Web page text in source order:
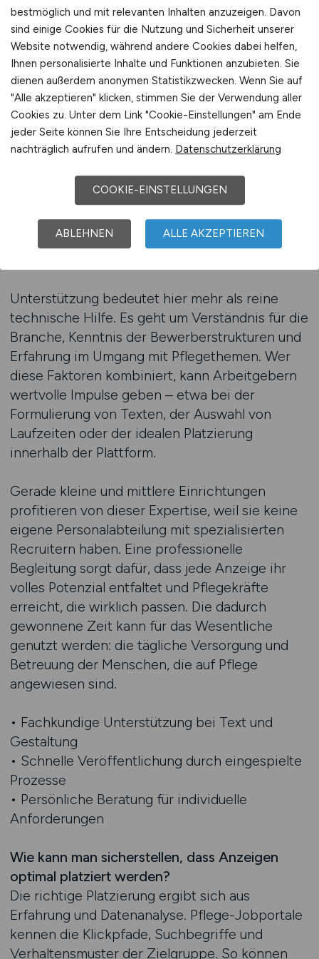
Abwicklung, strukturierte Veröffentlichung und
kompetente Beratung bei allen Fragen rund um
Ausschreibungen.
Viele Arbeitgeber in der Pflege schätzen es,
wenn sie nicht selbst komplexe
Anzeigensysteme bedienen müssen.
Stattdessen können sie ihre Anzeigen
formatiert, zielgerichtet platziert und zeitnah
veröffentlicht werden. Das spart nicht nur Zeit,
sondern sorgt auch für ein einheitliches,
professionelles Erscheinungsbild über alle
Unterstützung bedeutet hier mehr als reine
technische Hilfe. Es geht um Verständnis für die
Branche, Kenntnis der Bewerberstrukturen und
Erfahrung im Umgang mit Pflegethemen. Wer
diese Faktoren kombiniert, kann Arbeitgebern
wertvolle Impulse geben – etwa bei der
Formulierung von Texten, der Auswahl von
Laufzeiten oder der idealen Platzierung
innerhalb der Plattform.
Gerade kleine und mittlere Einrichtungen
profitieren von dieser Expertise, weil sie keine
eigene Personalabteilung mit spezialisierten
Recruitern haben. Eine professionelle
Begleitung sorgt dafür, dass jede Anzeige ihr
volles Potenzial entfaltet und Pflegekräfte
erreicht, die wirklich passen. Die dadurch
gewonnene Zeit kann für das Wesentliche
genutzt werden: die tägliche Versorgung und
Betreuung der Menschen, die auf Pflege
angewiesen sind.
• Fachkundige Unterstützung bei Text und
Gestaltung
• Schnelle Veröffentlichung durch eingespielte
Prozesse
• Persönliche Beratung für individuelle
Anforderungen
Wie kann man sicherstellen, dass Anzeigen
optimal platziert werden?
Die richtige Platzierung ergibt sich aus
Erfahrung und Datenanalyse. Pflege-Jobportale
kennen die Klickpfade, Suchbegriffe und
Verhaltensmuster der Zielgruppe. So können
bestmöglich und mit relevanten Inhalten anzuzeigen. Davon
sind einige Cookies für die Nutzung und Sicherheit unserer
Website notwendig, während andere Cookies dabei helfen,
Ihnen personalisierte Inhalte und Funktionen anzubieten. Sie
dienen außerdem anonymen Statistikzwecken. Wenn Sie auf
"Alle akzeptieren" klicken, stimmen Sie der Verwendung aller
Cookies zu. Unter dem Link "Cookie-Einstellungen" am Ende
jeder Seite können Sie Ihre Entscheidung jederzeit
nachträglich aufrufen und ändern. Datenschutzerklärung
COOKIE-EINSTELLUNGEN
ABLEHNEN ALLE AKZEPTIEREN